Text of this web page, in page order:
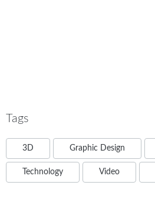
Tags
3D Graphic Design
Technology Video